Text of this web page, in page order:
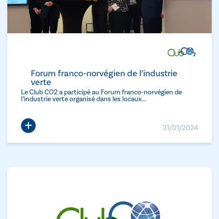
Forum franco-norvégien de l’industrie
verte
Le Club CO2 a participé au Forum franco-norvégien de
l’industrie verte organisé dans les locaux...
+ 31/01/2024